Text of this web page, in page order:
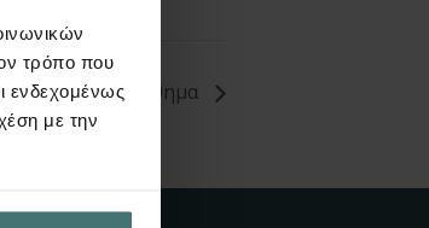
τρόπο που
ενδεχομένως
με την
Εισαγωγικό μάθημα